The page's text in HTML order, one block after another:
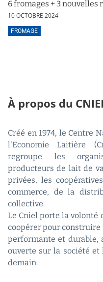
6 fromages + 3 nouvelles
10 OCTOBRE 2024
FROMAGE
À propos du
Créé en 1974, le Centre
l'Economie Laitière
regroupe les
producteurs de lait de
privées, les
commerce, de la
collective.
Le Cniel porte la volonté
coopérer pour
performante et durable,
ouverte sur la société
demain.